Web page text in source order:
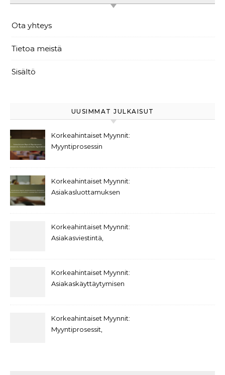
Ota yhteys
Tietoa meistä
Sisältö
UUSIMMAT JULKAISUT
Korkeahintaiset Myynnit:
Myyntiprosessin
Myyntivälineet
Korkeahintaiset Myynnit:
Asiakasluottamuksen
parantaminen,
Asiakasprofiilien
Korkeahintaiset Myynnit:
Asiakasviestintä,
Korkeahintaiset Myynnit:
Asiakaskäyttäytymisen
Asiakasarvo
Korkeahintaiset Myynnit:
Myyntiprosessit,